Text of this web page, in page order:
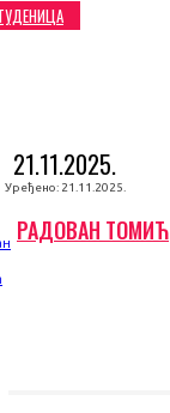
21.11.2025.
Уређено: 21.11.2025.
РАДОВАН ТОМИЋ